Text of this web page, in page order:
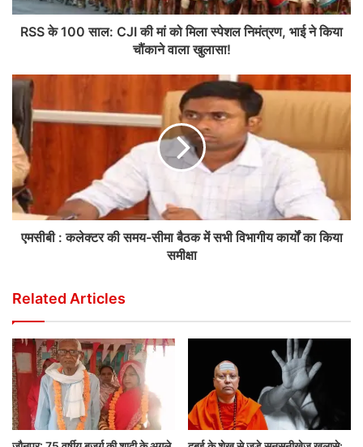
RSS के 100 साल: CJI की मां को मिला स्पेशल निमंत्रण, भाई ने किया
चौंकाने वाला खुलासा!
एमसीबी : कलेक्टर की समय-सीमा बैठक में सभी विभागीय कार्यों का किया
समीक्षा
Related Articles